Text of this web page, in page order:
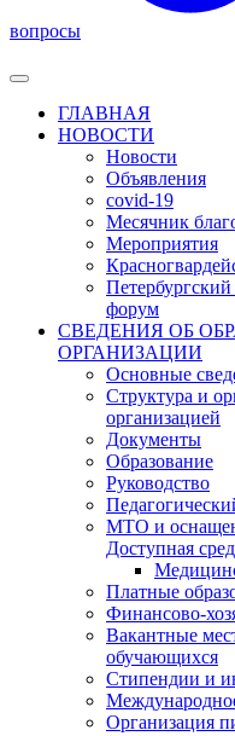
вопросы
ГЛАВНАЯ
НОВОСТИ
Новости
Объявления
covid-19
Месячник
Мероприятия
форум
СВЕДЕНИЯ ОБ
ОРГАНИЗАЦИИ
Основные
Структура и
организацией
Документы
Образование
Руководство
МТО и
Доступная
Платные
Финансово-
Вакантные
обучающихся
Стипендии и
Организация